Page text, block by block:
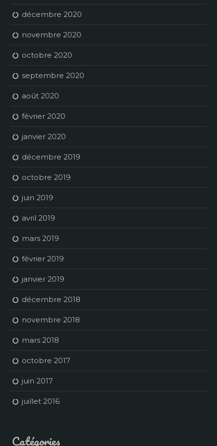
décembre 2020
novembre 2020
octobre 2020
septembre 2020
août 2020
février 2020
janvier 2020
décembre 2019
octobre 2019
juin 2019
avril 2019
mars 2019
février 2019
janvier 2019
décembre 2018
novembre 2018
mars 2018
octobre 2017
juin 2017
juillet 2016
Catégories